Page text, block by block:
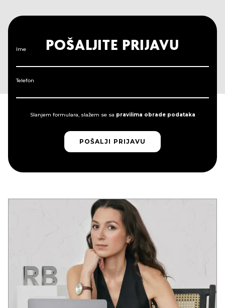
Ime
Telefon
Slanjem formulara, slažem se sa pravilima obrade podataka
POŠALJI PRIJAVU
POŠALJI PRIJAVU
POŠALJITE PRIJAVU